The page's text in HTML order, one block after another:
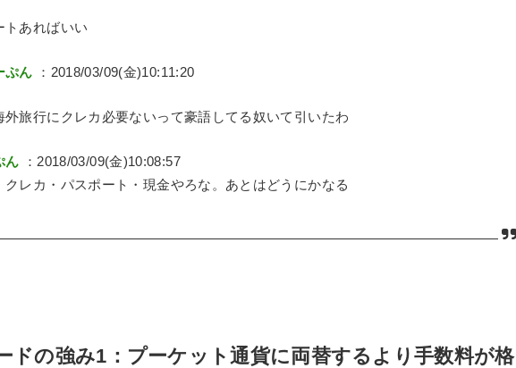
トあればいい
ぷん ：2018/03/09(金)10:11:20
外旅行にクレカ必要ないって豪語してる奴いて引いたわ
ん ：2018/03/09(金)10:08:57
クレカ・パスポート・現金やろな。あとはどうにかなる
ドの強み1：プーケット通貨に両替するより手数料が格